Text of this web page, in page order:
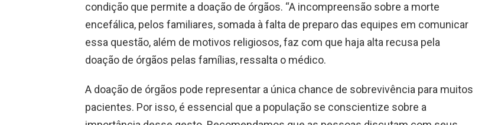
condição que permite a doação de órgãos. “A incompreensão sobre a morte
encefálica, pelos familiares, somada à falta de preparo das equipes em comunicar
essa questão, além de motivos religiosos, faz com que haja alta recusa pela
doação de órgãos pelas famílias, ressalta o médico.
A doação de órgãos pode representar a única chance de sobrevivência para muitos
pacientes. Por isso, é essencial que a população se conscientize sobre a